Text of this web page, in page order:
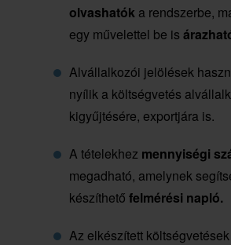
olvashatók a rendszerbe,
egy művelettel be is
Alvállalkozói jelölések
nyílik a költségvetés
kigyűjtésére, exportjára is.
A tételekhez mennyiségi
megadható, amelynek
készíthető felmérési napló.
Az elkészített költségvetések